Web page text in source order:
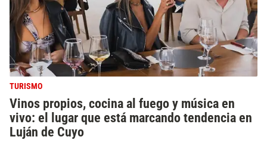
TURISMO
Vinos propios, cocina al fuego y música en
vivo: el lugar que está marcando tendencia en
Luján de Cuyo